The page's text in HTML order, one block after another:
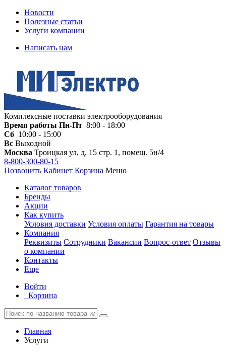
Новости
Полезные статьи
Услуги компании
Написать нам
Комплексные поставки электрооборудования
Время работы Пн-Пт 8:00 - 18:00
Сб 10:00 - 15:00
Вс Выходной
Москва Троицкая ул, д. 15 стр. 1, помещ. 5н/4
8-800-300-80-15
Позвонить Кабинет Корзина Меню
Каталог товаров
Бренды
Акции
Как купить
Условия доставки Условия оплаты Гарантия на товары
Компания
Реквизиты Сотрудники Вакансии Вопрос-ответ Отзывы
о компании
Контакты
Еще
Войти
Корзина
Главная
Услуги